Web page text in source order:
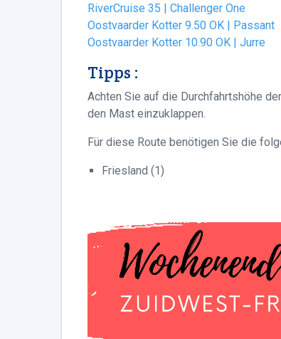
RiverCruise 35 | Challenger One
Oostvaarder Kotter 9.50 OK | Passant
Oostvaarder Kotter 10.90 OK | Jurre
Tipps :
Achten Sie auf die Durchfahrtshöhe
den Mast einzuklappen.
Für diese Route benötigen Sie die
Friesland (1)